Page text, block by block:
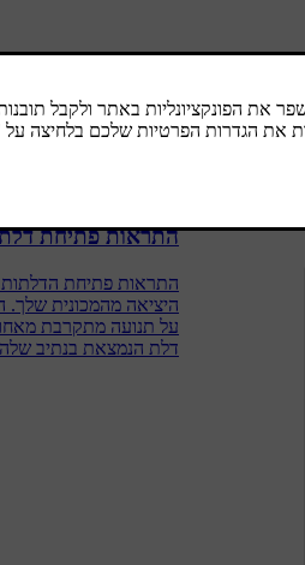
של
מידע שטח מת
המאפיין מידע נקודה
המודעות לגבי כלי
התראות פתיחת
התראות פתיחת הדלתות
היציאה מהמכונית שלך.
על תנועה מתקרבת
דלת הנמצאת בנתיב